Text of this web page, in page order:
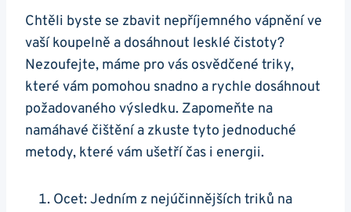
Chtěli byste se zbavit nepříjemného vápnění ve
vaší koupelně a dosáhnout lesklé čistoty?
Nezoufejte, máme pro vás osvědčené triky,
které vám pomohou snadno a rychle dosáhnout
požadovaného výsledku. Zapomeňte na
namáhavé čištění a zkuste tyto jednoduché
metody, které vám ušetří čas i energii.
Ocet: Jedním z nejúčinnějších triků na